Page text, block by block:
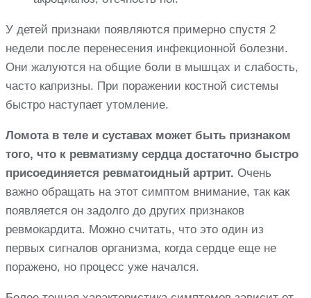
У детей признаки появляются примерно спустя 2
недели после перенесения инфекционной болезни.
Они жалуются на общие боли в мышцах и слабость,
часто капризны. При поражении костной системы
быстро наступает утомление.
Ломота в теле и суставах может быть признаком
того, что к ревматизму сердца достаточно быстро
присоединяется ревматоидный артрит. Очень
важно обращать на этот симптом внимание, так как
появляется он задолго до других признаков
ревмокардита. Можно считать, что это один из
первых сигналов организма, когда сердце еще не
поражено, но процесс уже начался.